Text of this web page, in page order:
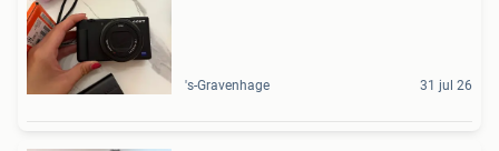
's-Gravenhage 31 jul 26